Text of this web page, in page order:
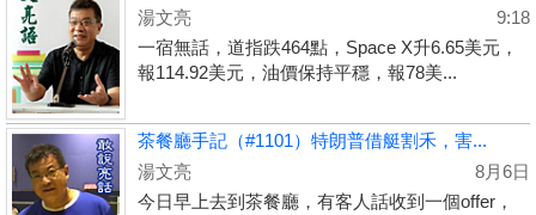
湯文亮
9:18
一宿無話，道指跌464點，Space X升6.65美元，
報114.92美元，油價保持平穩，報78美...
茶餐廳手記（#1101）特朗普借艇割禾，害...
湯文亮
8月6日
今日早上去到茶餐廳，有客人話收到一個offer，